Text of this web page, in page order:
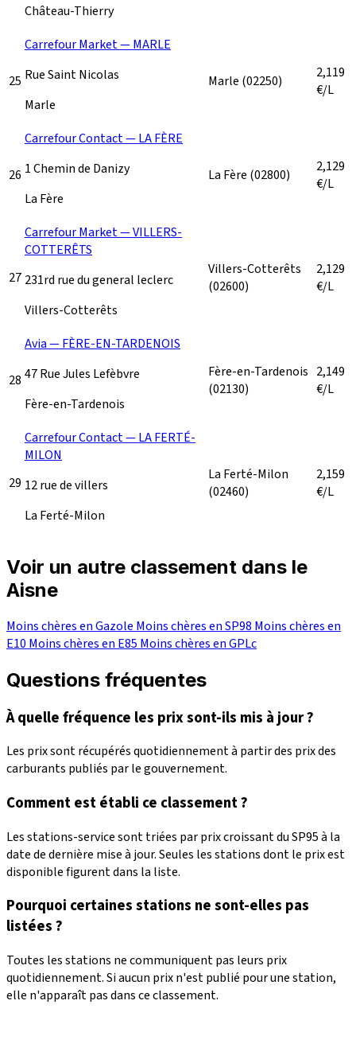
Château-Thierry
25
Carrefour Market — MARLE
Rue Saint Nicolas
Marle
Marle (02250)
2,119
€/L
26
Carrefour Contact — LA FÈRE
1 Chemin de Danizy
La Fère
La Fère (02800)
2,129
€/L
27
Carrefour Market — VILLERS-
COTTERÊTS
231rd rue du general leclerc
Villers-Cotterêts
Villers-Cotterêts
(02600)
2,129
€/L
28
Avia — FÈRE-EN-TARDENOIS
47 Rue Jules Lefèbvre
Fère-en-Tardenois
Fère-en-Tardenois
(02130)
2,149
€/L
29
Carrefour Contact — LA FERTÉ-
MILON
12 rue de villers
La Ferté-Milon
La Ferté-Milon
(02460)
2,159
€/L
Voir un autre classement dans le
Aisne
Moins chères en Gazole Moins chères en SP98 Moins chères en
E10 Moins chères en E85 Moins chères en GPLc
Questions fréquentes
À quelle fréquence les prix sont-ils mis à jour ?
Les prix sont récupérés quotidiennement à partir des prix des
carburants publiés par le gouvernement.
Comment est établi ce classement ?
Les stations-service sont triées par prix croissant du SP95 à la
date de dernière mise à jour. Seules les stations dont le prix est
disponible figurent dans la liste.
Pourquoi certaines stations ne sont-elles pas
listées ?
Toutes les stations ne communiquent pas leurs prix
quotidiennement. Si aucun prix n'est publié pour une station,
elle n'apparaît pas dans ce classement.